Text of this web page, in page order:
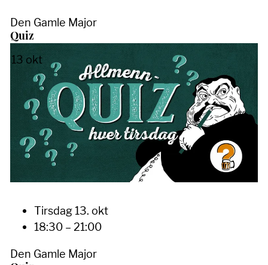
Den Gamle Major
Quiz
13 okt
Tirsdag 13. okt
18:30 – 21:00
Den Gamle Major